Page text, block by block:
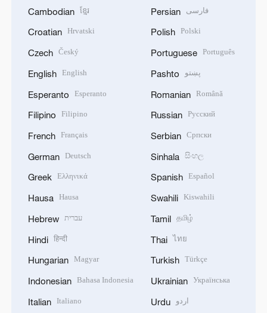
Cambodian ខ្មែរ
Croatian Hrvatski
Czech Český
English English
Esperanto Esperanto
Filipino Filipino
French Français
German Deutsch
Greek Ελληνικά
Hausa Hausa
Hebrew עברית
Hindi हिन्दी
Hungarian Magyar
Indonesian Bahasa Indonesia
Italian Italiano
Persian فارسی
Polish Polski
Portuguese Português
Pashto پښتو
Romanian Română
Russian Русский
Serbian Српски
Sinhala සිංහල
Spanish Español
Swahili Kiswahili
Tamil தமிழ்
Thai ไทย
Turkish Türkçe
Ukrainian Українська
Urdu اردو